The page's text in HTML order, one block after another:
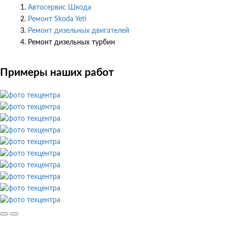
Автосервис Шкода
Ремонт Skoda Yeti
Ремонт дизельных двигателей
Ремонт дизельных турбин
Примеры наших работ